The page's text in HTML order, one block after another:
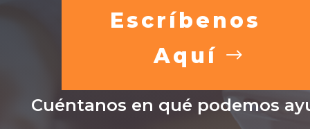
Escríbenos
Aquí
Cuéntanos en qué podemos